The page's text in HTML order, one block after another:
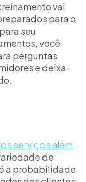
vai
para o
seu
você
perguntas
e deixa-
serviços além
de
a probabilidade